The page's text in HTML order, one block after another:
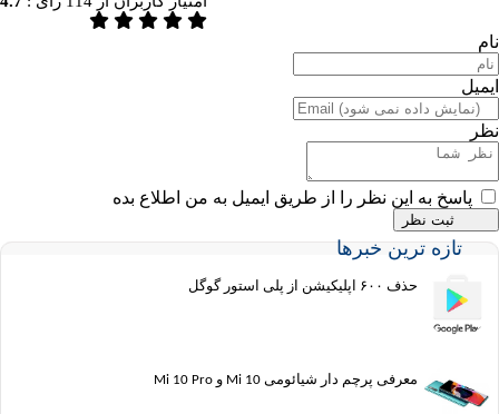
به این نظر را از طریق ایمیل به من اطلاع بده
ترین خبرها
حذف ۶۰۰ اپلیکیشن از پلی استور گوگل
معرفی پرچم دار شیائومی Mi 10 و Mi 10 Pro